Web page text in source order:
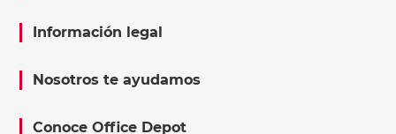
Información legal
Nosotros te ayudamos
Conoce Office Depot